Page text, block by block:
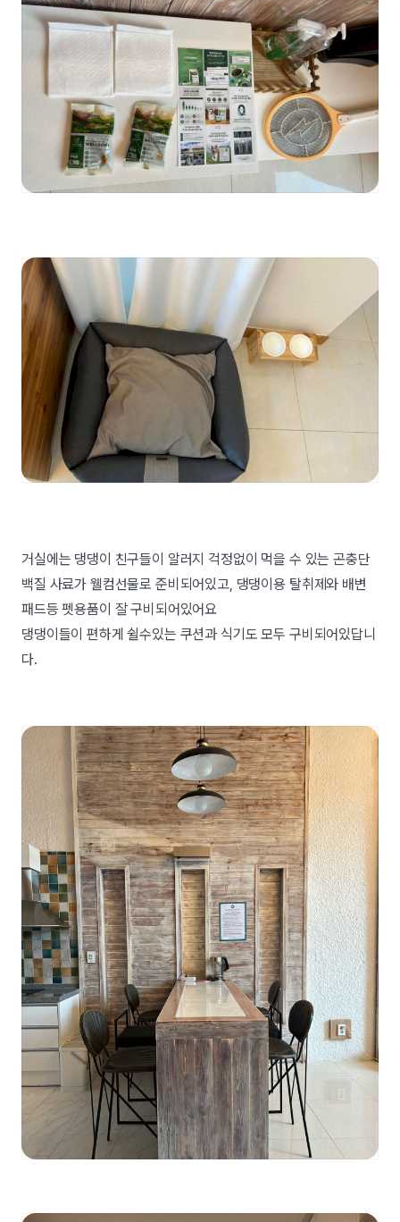
거실에는 댕댕이 친구들이 알러지 걱정없이 먹을 수 있는 곤충단
백질 사료가 웰컴선물로 준비되어있고, 댕댕이용 탈취제와 배변
패드등 펫용품이 잘 구비되어있어요
댕댕이들이 편하게 쉴수있는 쿠션과 식기도 모두 구비되어있답니
다.